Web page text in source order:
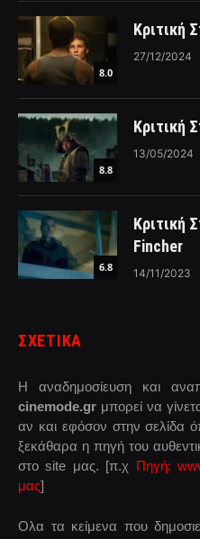
8.0
Κριτική
27/12/2024
8.8
Κριτική
13/05/2024
6.8
Κριτική
Fincher
14/11/2023
ΣΧΕΤΙΚΑ
Η αναδημοσίευση και
cinemode.gr μπορεί να
αν και εφόσον στην σελίδα
ξεκάθαρα η πηγή του
στο site μας. [π.χ Πηγή:
μας]
Ολα τα κείμενα που